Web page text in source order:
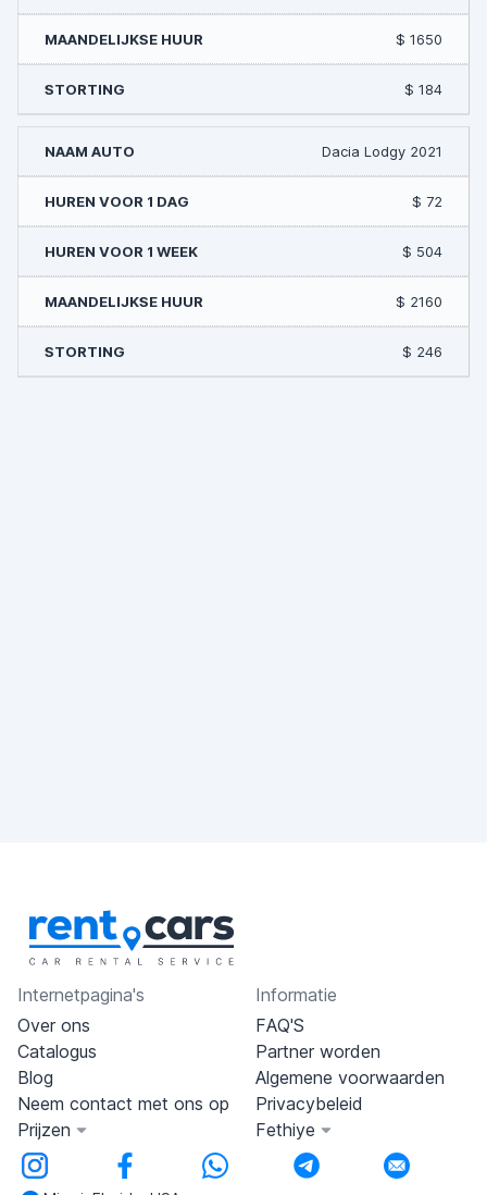
$ 1650
$ 184
Dacia Lodgy 2021
$ 72
$ 504
$ 2160
$ 246
Internetpagina's
Over ons
Catalogus
Blog
Neem contact met ons op
Prijzen
Informatie
FAQ'S
Partner worden
Algemene voorwaarden
Privacybeleid
Fethiye